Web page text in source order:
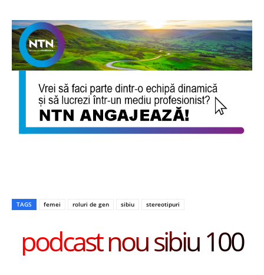
TAGS femei roluri de gen sibiu stereotipuri
podcast nou sibiu 100